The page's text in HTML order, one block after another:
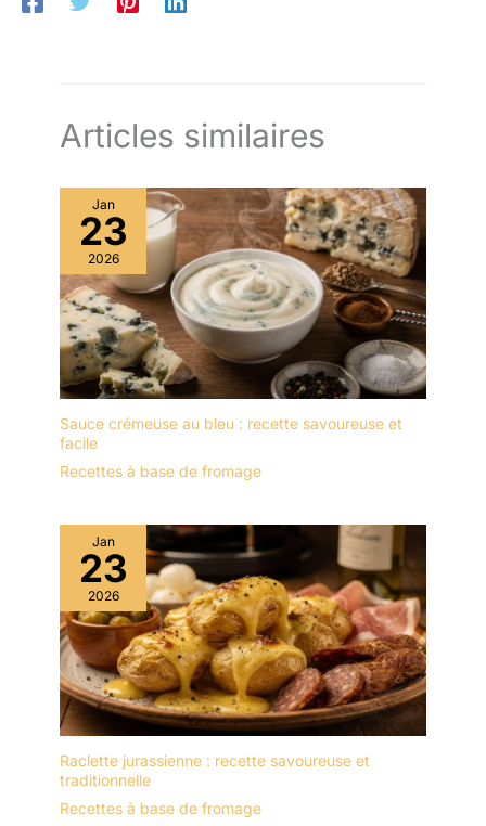
Articles similaires
Jan
23
2026
Sauce crémeuse au bleu : recette savoureuse et
facile
Recettes à base de fromage
Jan
23
2026
Raclette jurassienne : recette savoureuse et
traditionnelle
Recettes à base de fromage